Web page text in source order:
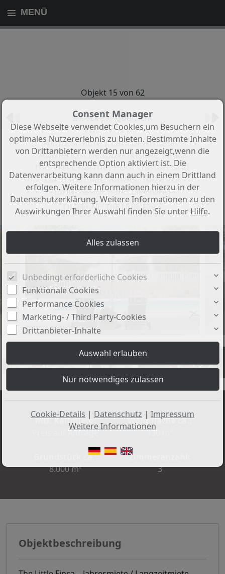
MENÜ
Objekt 15 von 62
Zurück zur Übersicht
Jahresmiete / Langzeitmiete:
Authentische ibizenkische Finka
mit viel Charme, Pool Garten und
Land nah San Rafael, Ibiza zur
langfristigen Vermietung
Objekt-Nr.: The Little Finca
+22
mtl. Kaltmiete:
Preis auf Anfrage
Wohnfläche ca.:
130 m²
Grundstück ca.:
8.000 m²
Zimmeranzahl:
3
Objektbeschreibung
Consent Manager
Diese Webseite verwendet Cookies,um Besuchern ein
optimales Nutzererlebnis zu bieten. Bestimmte Inhalte
von Drittanbietern werden nur angezeigt,wenn die
entsprechende Option aktiviert ist. Die
Datenverarbeitung kann dann auch in einem Drittland
erfolgen. Weitere Informationen hierzu in der
Datenschutzerklärung. Weitere Informationen zu den
Auswirkungen Ihrer Auswahl finden Sie unter Hilfe.
Unbedingt erforderliche Cookies
Funktionale Cookies
Performance Cookies
Marketing- / Third Party-Cookies
Drittanbieter-Inhalte
Cookie-Details | Datenschutz | Impressum
Weitere Informationen